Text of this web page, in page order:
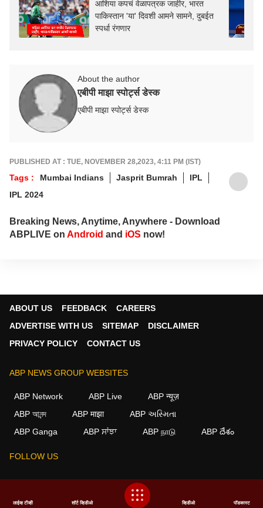
आशिया कपचं वेळापत्रक जाहीर, भारत
पाकिस्तान 'या' दिवशी आमने सामने, दुबईत
स्पर्धा रंगणार
About the author
एबीपी माझा स्पोर्ट्स डेस्क
एबीपी माझा स्पोर्ट्स डेस्क
PUBLISHED AT : TUE, NOVEMBER 28,2023, 4:11 PM (IST)
Tags : Mumbai Indians Jasprit Bumrah
IPL
IPL 2024
Breaking News, Anytime, Anywhere - Download
ABPLIVE on Android and iOS now!
ABOUT US FEEDBACK
CAREERS
ADVERTISE WITH US
SITEMAP
DISCLAIMER
PRIVACY POLICY
CONTACT US
ABP NEWS GROUP WEBSITES
ABP Network ABP Live
ABP न्यूज़
ABP আনন্দ
ABP माझा
ABP અસ્મિતા
ABP Ganga
ABP ਸਾਂਝਾ ABP நாடு ABP దేశం
FOLLOW US
This website follows the DNPA Code of Ethics. Copyright@2026.
लाईव्ह टीव्ही शॉर्ट व्हिडीओ व्हिडीओ पॉडकास्ट
We use cookies to improve your experience, analyze
agree to our use of cookies.